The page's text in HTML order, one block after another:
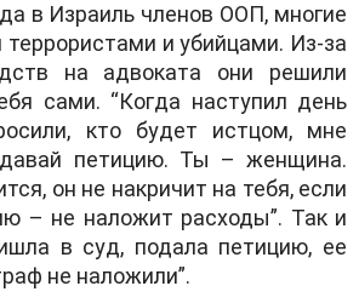
в Израиль членов ООП, многие
и убийцами. Из-за
на адвоката они решили
сами. “Когда наступил день
кто будет истцом, мне
петицию. Ты – женщина.
он не накричит на тебя, если
– не наложит расходы”. Так и
в суд, подала петицию, ее
не наложили”.